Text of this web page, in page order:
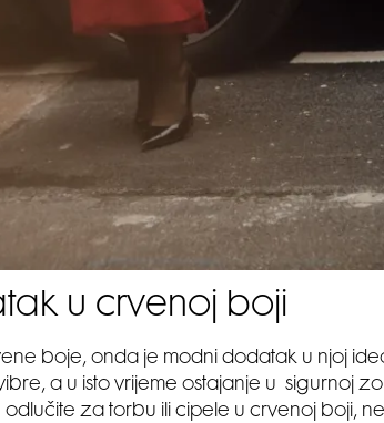
u crvenoj boji
boje, onda je modni dodatak u njoj
a u isto vrijeme ostajanje u sigurnoj
odlučite za torbu ili cipele u crvenoj boji,